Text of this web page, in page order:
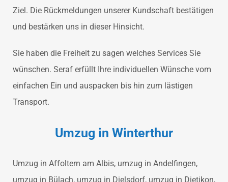
Ziel. Die Rückmeldungen unserer Kundschaft bestätigen
und bestärken uns in dieser Hinsicht.
Sie haben die Freiheit zu sagen welches Services Sie
wünschen. Seraf erfüllt Ihre individuellen Wünsche vom
einfachen Ein und auspacken bis hin zum lästigen
Transport.
Umzug in Winterthur
Umzug in Affoltern am Albis, umzug in Andelfingen,
umzug in Bülach, umzug in Dielsdorf, umzug in Dietikon,